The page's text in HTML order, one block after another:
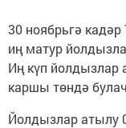
30 ноябрьгә
иң матур
Иң күп йолдызлар
каршы төндә
Йолдызлар атылу